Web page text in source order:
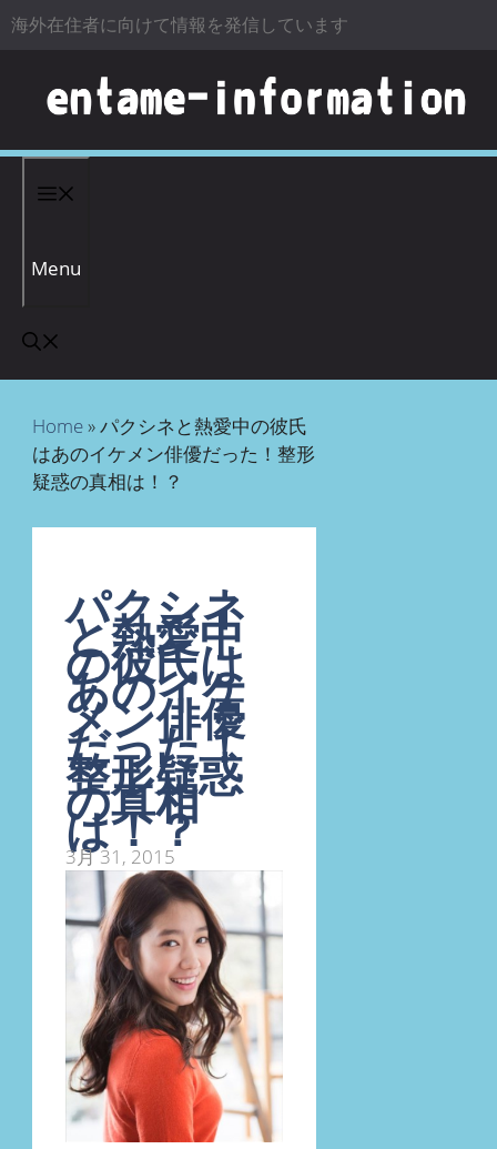
コンテンツへスキップ
海外在住者に向けて情報を発信しています
Menu
Home»パクシネと熱愛中の彼氏
はあのイケメン俳優だった！整形
疑惑の真相は！？
パクシネ
と熱愛中
の彼氏は
あのイケ
メン俳優
だった！
整形疑惑
の真相
は！？
3月 31, 2015